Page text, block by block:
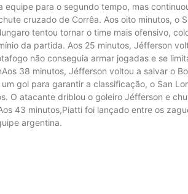
para o segundo tempo, mas
cruzado de Corrêa. Aos oito minutos, o
tentou tornar o time mais ofensivo,
da partida. Aos 25 minutos, Jéfferson
não conseguia armar jogadas e se
38 minutos, Jéfferson voltou a salvar o
gol para garantir a classificação, o San
O atacante driblou o goleiro Jéfferson e
43 minutos,Piatti foi lançado entre os
argentina.